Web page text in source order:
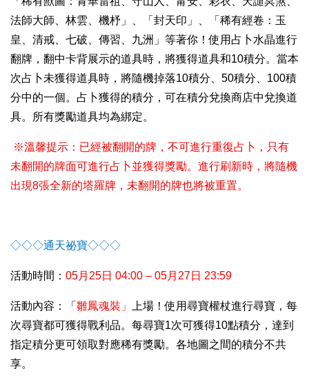
法師大師、林雲、機杼」、「封天印」、「稀有經卷：玉
皇、清戒、七破、傳習、九洲」等著你！使用占卜水晶進行
翻牌，翻中卡背展示的道具時，將獲得道具和10積分。當本
次占卜未獲得道具時，將隨機掉落10積分、50積分、100積
分中的一個。占卜獲得的積分，可在積分兌換商店中兌換道
具。所有獎勵道具均為綁定。
※溫馨提示：已經被翻開的牌，不可進行重復占卜，只有
未翻開的牌面可進行占卜並獲得獎勵。進行刷新時，將隨機
出現8張全新的塔羅牌，未翻開的牌也將被重置。
◇◇◇通天祕寶◇◇◇
活動時間： 05月25日 04:00 – 05月27日 23:59
活動內容：「 雛鳳魂裝」
上場！使用尋寶權杖進行尋寶，每
次尋寶都可獲得戰利品。每尋寶1次可獲得10點積分，達到
指定積分更可領取對應稀有獎勵。各地圖之間的積分不共
享。